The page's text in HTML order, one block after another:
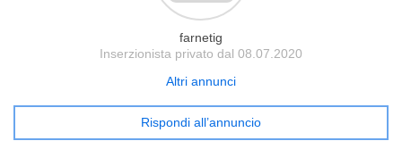
farnetig
Inserzionista privato dal 08.07.2020
Altri annunci
Rispondi all’annuncio